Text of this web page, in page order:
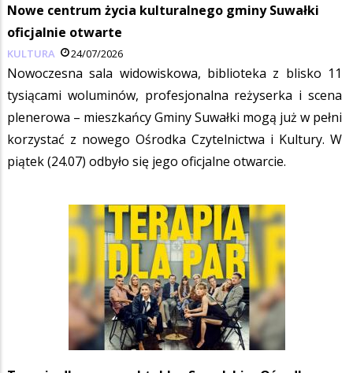
Nowe centrum życia kulturalnego gminy Suwałki
oficjalnie otwarte
KULTURA 24/07/2026
Nowoczesna sala widowiskowa, biblioteka z blisko 11
tysiącami woluminów, profesjonalna reżyserka i scena
plenerowa – mieszkańcy Gminy Suwałki mogą już w pełni
korzystać z nowego Ośrodka Czytelnictwa i Kultury. W
piątek (24.07) odbyło się jego oficjalne otwarcie.